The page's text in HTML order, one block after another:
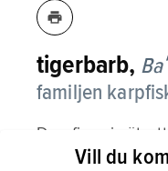
tigerbarb,
familjen
Den finns i
Den ärVill du